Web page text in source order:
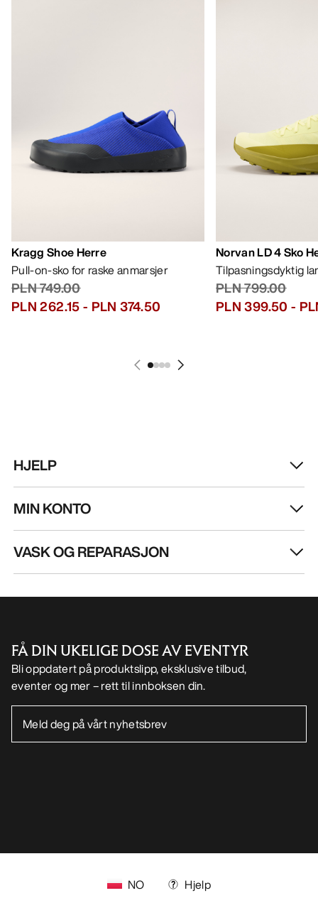
Kragg Shoe Herre
Pull-on-sko for raske anmarsjer
PLN 749.00
PLN 262.15- PLN 374.50
Norvan LD 4 Sko
Tilpasningsdyktig
PLN 799.00
PLN 399.50 -
HJELP
MIN KONTO
VASK OG REPARASJON
FÅ DIN UKELIGE DOSE AV EVENTYR
Bli oppdatert på produktslipp, eksklusive tilbud,
eventer og mer – rett til innboksen din.
NO Hjelp